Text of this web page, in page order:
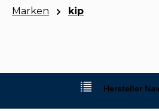
Marken kip
Hersteller